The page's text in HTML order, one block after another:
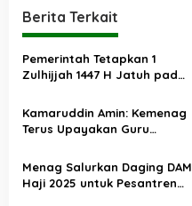
i
g
a
i
p
o
s
Berita Terkait
Pemerintah Tetapkan 1
Zulhijjah 1447 H Jatuh pada
Kamaruddin Amin: Kemenag
Terus Upayakan Guru
Diangkat PPPK
Menag Salurkan Daging DAM
Haji 2025 untuk Pesantren